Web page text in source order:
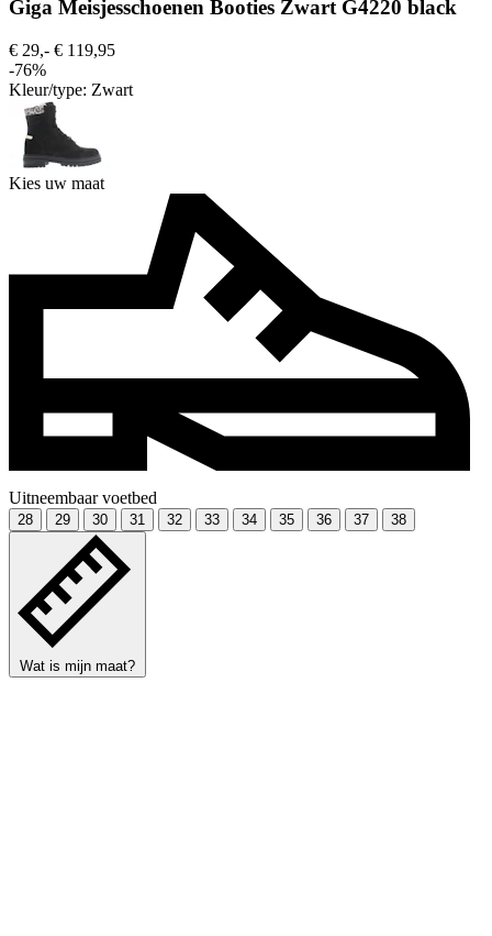
Giga Meisjesschoenen Booties Zwart G4220 black
€ 29,- € 119,95
-76%
Kleur/type: Zwart
Kies uw maat
Uitneembaar voetbed
28 29 30 31 32 33 34 35 36 37 38
Wat is mijn maat?